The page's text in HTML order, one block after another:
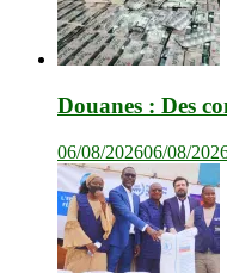
Douanes : Des
06/08/202606/08/